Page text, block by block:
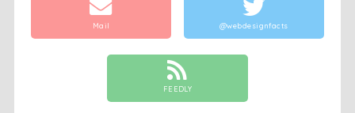
Mail @webdesignfacts
FEEDLY